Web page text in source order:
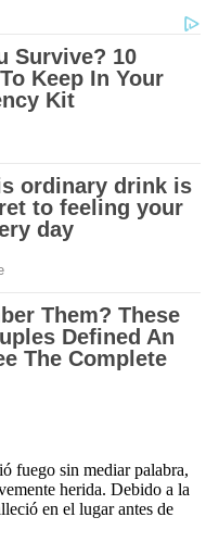
fuego sin mediar palabra,
herida. Debido a la
en el lugar antes de